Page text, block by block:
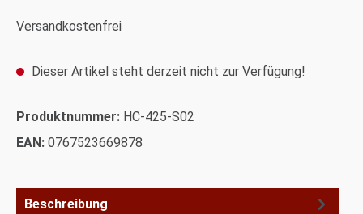
Versandkostenfrei
Dieser Artikel steht derzeit nicht zur Verfügung!
Produktnummer: HC-425-S02
EAN: 0767523669878
Beschreibung